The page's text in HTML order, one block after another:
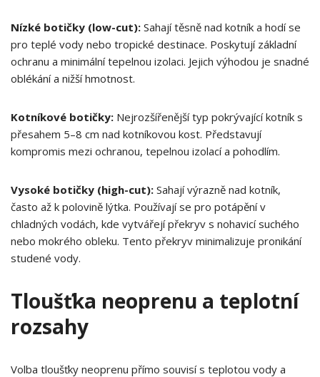
Nízké botičky (low-cut): Sahají těsně nad kotník a hodí se
pro teplé vody nebo tropické destinace. Poskytují základní
ochranu a minimální tepelnou izolaci. Jejich výhodou je snadné
oblékání a nižší hmotnost.
Kotníkové botičky: Nejrozšířenější typ pokrývající kotník s
přesahem 5–8 cm nad kotníkovou kost. Představují
kompromis mezi ochranou, tepelnou izolací a pohodlím.
Vysoké botičky (high-cut): Sahají výrazně nad kotník,
často až k polovině lýtka. Používají se pro potápění v
chladných vodách, kde vytvářejí překryv s nohavicí suchého
nebo mokrého obleku. Tento překryv minimalizuje pronikání
studené vody.
Tloušťka neoprenu a teplotní
rozsahy
Volba tloušťky neoprenu přímo souvisí s teplotou vody a